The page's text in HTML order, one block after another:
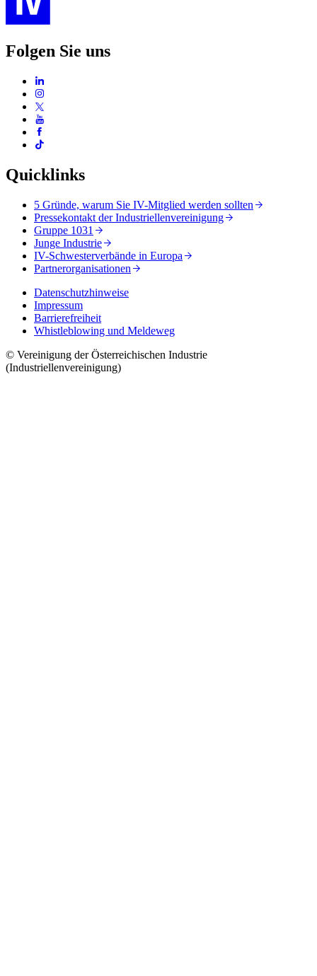
Folgen Sie uns
Quicklinks
5 Gründe, warum Sie IV-Mitglied werden sollten
Pressekontakt der Industriellenvereinigung
Gruppe 1031
Junge Industrie
IV-Schwesterverbände in Europa
Partnerorganisationen
Datenschutzhinweise
Impressum
Barrierefreiheit
Whistleblowing und Meldeweg
© Vereinigung der Österreichischen Industrie
(Industriellenvereinigung)